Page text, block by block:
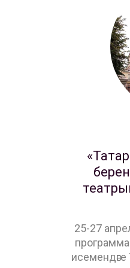
25-27
исемендәге